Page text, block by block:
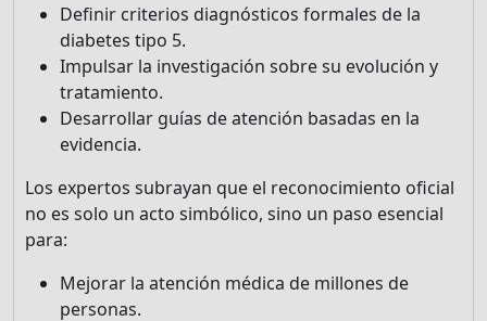
Definir criterios diagnósticos formales de la
diabetes tipo 5.
Impulsar la investigación sobre su evolución y
tratamiento.
Desarrollar guías de atención basadas en la
evidencia.
Los expertos subrayan que el reconocimiento oficial
no es solo un acto simbólico, sino un paso esencial
para:
Mejorar la atención médica de millones de
personas.